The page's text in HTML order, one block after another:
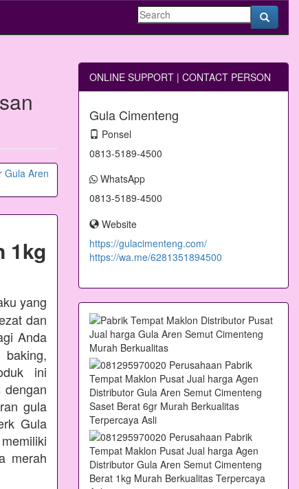
1kg
yang
dan
Anda
ini
gula
Gula
merah
ONLINE SUPPORT | CONTACT PERSON
Gula Cimenteng
Ponsel
0813-5189-4500
WhatsApp
0813-5189-4500
Website
https://gulacimenteng.com/
https://wa.me/6281351894500